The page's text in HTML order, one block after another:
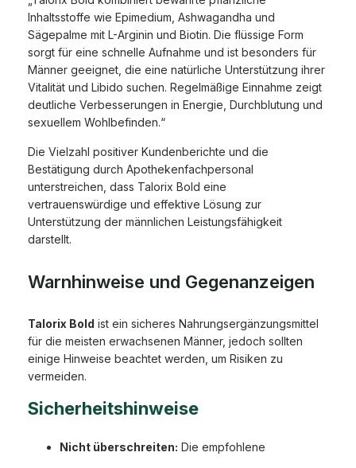
Inhaltsstoffe wie Epimedium, Ashwagandha und
Sägepalme mit L-Arginin und Biotin. Die flüssige Form
sorgt für eine schnelle Aufnahme und ist besonders für
Männer geeignet, die eine natürliche Unterstützung ihrer
Vitalität und Libido suchen. Regelmäßige Einnahme zeigt
deutliche Verbesserungen in Energie, Durchblutung und
sexuellem Wohlbefinden.“
Die Vielzahl positiver Kundenberichte und die
Bestätigung durch Apothekenfachpersonal
unterstreichen, dass Talorix Bold eine
vertrauenswürdige und effektive Lösung zur
Unterstützung der männlichen Leistungsfähigkeit
darstellt.
NutriaPOL
a
:
Warnhinweise und Gegenanzeigen
Talorix Bold ist ein sicheres Nahrungsergänzungsmittel
für die meisten erwachsenen Männer, jedoch sollten
einige Hinweise beachtet werden, um Risiken zu
vermeiden.
Sicherheitshinweise
Nicht überschreiten: Die empfohlene